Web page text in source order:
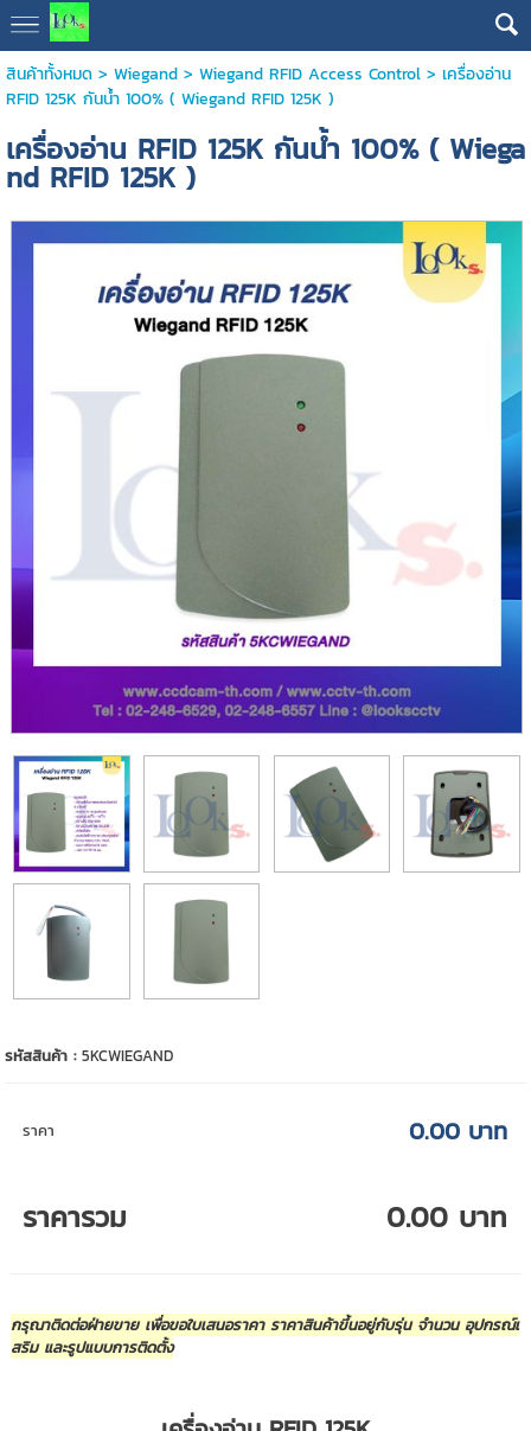
สินค้าทั้งหมด> Wiegand> Wiegand RFID Access Control> เครื่องอ่าน
RFID 125K กันน้ำ 100% ( Wiegand RFID 125K )
เครื่องอ่าน RFID 125K กันน้ำ 100% ( Wiega
nd RFID 125K )
รหัสสินค้า :5KCWIEGAND
ราคา 0.00 บาท
ราคารวม 0.00 บาท
กรุณาติดต่อฝ่ายขาย เพื่อขอใบเสนอราคา ราคาสินค้าขึ้นอยู่กับรุ่น จำนวน อุปกรณ์เ
สริม และรูปแบบการติดตั้ง